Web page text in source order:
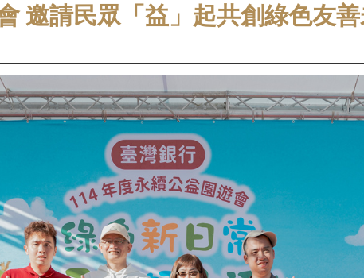
邀請民眾「益」起共創綠色友